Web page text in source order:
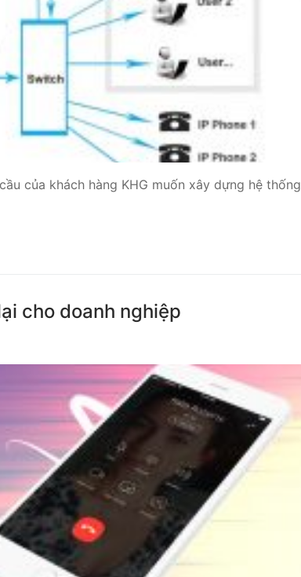
của khách hàng KHG muốn xây dựng hệ thống
cho doanh nghiệp